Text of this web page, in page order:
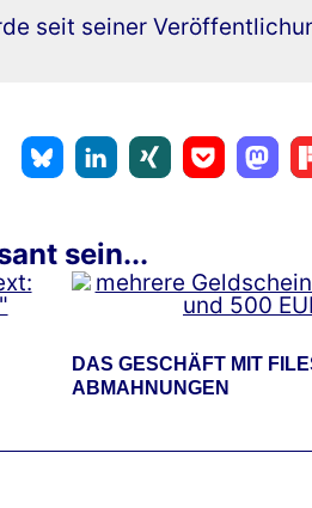
seit seiner
sein...
DAS GESCHÄFT MIT
ABMAHNUNGEN